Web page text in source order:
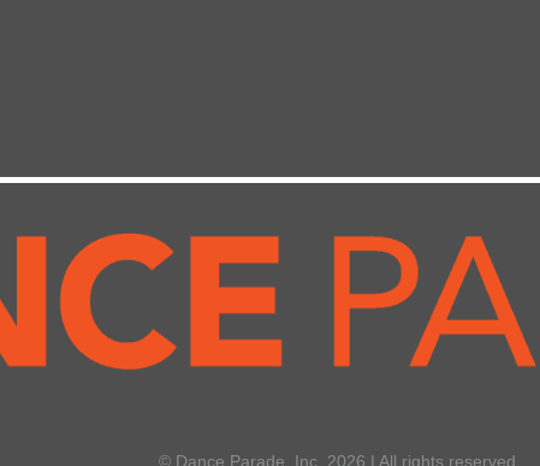
© Dance Parade, Inc. 2026 | All rights reserved